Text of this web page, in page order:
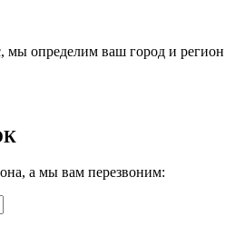
мы определим ваш город и регион
а мы вам перезвоним: